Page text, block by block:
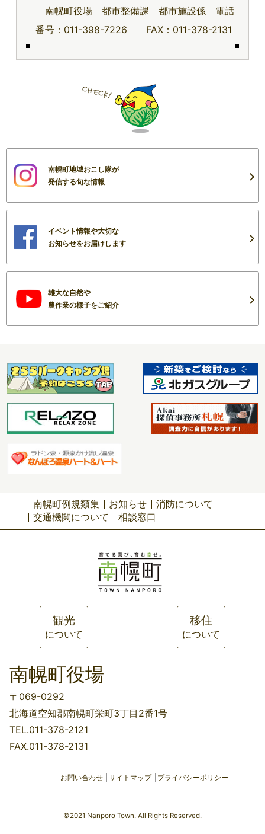
南幌町役場 都市整備課 都市施設係 電話
番号：011-398-7226 FAX：011-378-2131
南幌町地域おこし隊が
発信する旬な情報
イベント情報や大切な
お知らせをお届けします
雄大な自然や
農作業の様子をご紹介
南幌町例規類集 お知らせ
消防について
交通機関について
相談窓口
お問い合わせ サイトマップ プライバシーポリシー
観光
について
移住
について
南幌町役場
〒069-0292
北海道空知郡南幌町栄町3丁目2番1号
TEL.011-378-2121
FAX.011-378-2131
©2021 Nanporo Town. All Rights Reserved.